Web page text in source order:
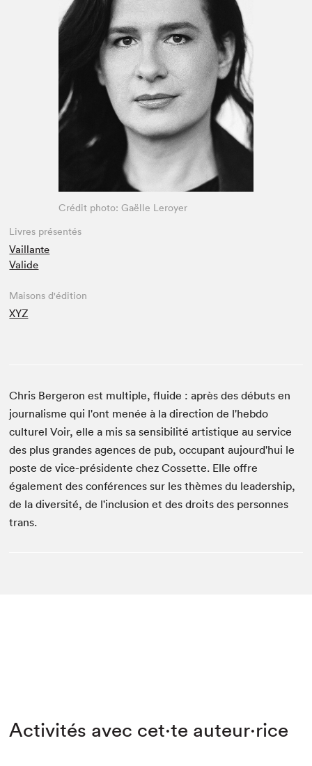
Espace enseignant·e·s
Espace pro
Crédit photo: Gaëlle Leroyer
Livres présentés
Vaillante
Valide
Maisons d'édition
XYZ
Chris Bergeron est multiple, fluide : après des débuts en
journalisme qui l'ont menée à la direction de l'hebdo
culturel Voir, elle a mis sa sensibilité artistique au service
des plus grandes agences de pub, occupant aujourd'hui le
poste de vice-présidente chez Cossette. Elle offre
également des conférences sur les thèmes du leadership,
de la diversité, de l'inclusion et des droits des personnes
trans.
Activités avec cet·te auteur·rice